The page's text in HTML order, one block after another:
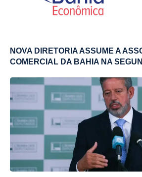
NOVA DIRETORIA ASSUME A
COMERCIAL DA BAHIA NA